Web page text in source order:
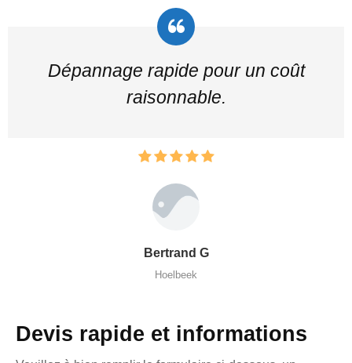
Dépannage rapide pour un coût
raisonnable.
Bertrand G
Hoelbeek
Devis rapide et informations